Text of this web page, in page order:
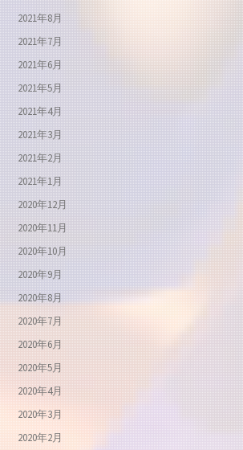
2021年8月
2021年7月
2021年6月
2021年5月
2021年4月
2021年3月
2021年2月
2021年1月
2020年12月
2020年11月
2020年10月
2020年9月
2020年8月
2020年7月
2020年6月
2020年5月
2020年4月
2020年3月
2020年2月